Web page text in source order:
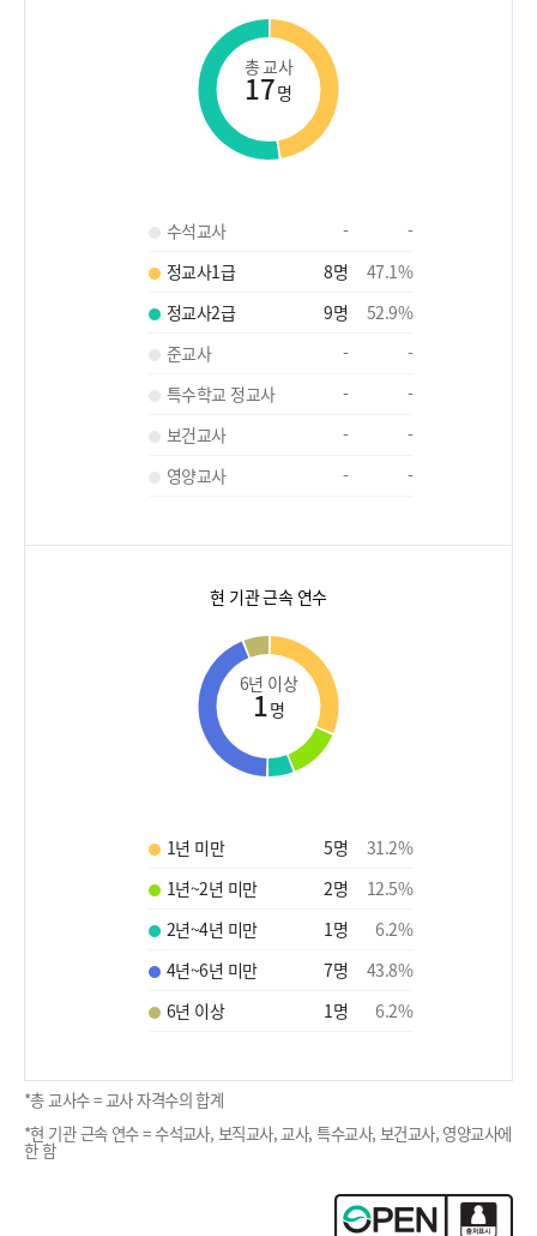
총 교사
17명
수석교사 -
-
정교사1급
8명 47.1%
정교사2급
9명 52.9%
준교사
-
-
특수학교 정교사
-
-
보건교사
-
-
영양교사
- -
현 기관 근속 연수
6년 이상
1명
1년 미만 5명 31.2%
1년~2년 미만
2명 12.5%
2년~4년 미만
1명 6.2%
4년~6년 미만
7명 43.8%
6년 이상
1명 6.2%
*총 교사수 = 교사 자격수의 합계
*현 기관 근속 연수 = 수석교사, 보직교사, 교사, 특수교사, 보건교사, 영양교사에
한 함